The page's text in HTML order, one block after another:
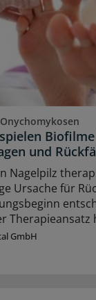
und
Nagelpilz
Ursache für
Therapieansatz
GmbH